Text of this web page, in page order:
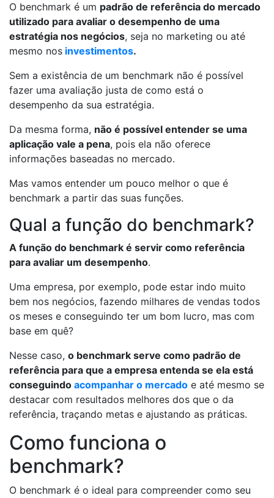
O benchmark é um padrão de referência do mercado
utilizado para avaliar o desempenho de uma
estratégia nos negócios, seja no marketing ou até
mesmo nos investimentos.
Sem a existência de um benchmark não é possível
fazer uma avaliação justa de como está o
desempenho da sua estratégia.
Da mesma forma, não é possível entender se uma
aplicação vale a pena, pois ela não oferece
informações baseadas no mercado.
Mas vamos entender um pouco melhor o que é
benchmark a partir das suas funções.
Qual a função do benchmark?
A função do benchmark é servir como referência
para avaliar um desempenho.
Uma empresa, por exemplo, pode estar indo muito
bem nos negócios, fazendo milhares de vendas todos
os meses e conseguindo ter um bom lucro, mas com
base em quê?
Nesse caso, o benchmark serve como padrão de
referência para que a empresa entenda se ela está
conseguindo acompanhar o mercado e até mesmo se
destacar com resultados melhores dos que o da
referência, traçando metas e ajustando as práticas.
Como funciona o
benchmark?
O benchmark é o ideal para compreender como seu